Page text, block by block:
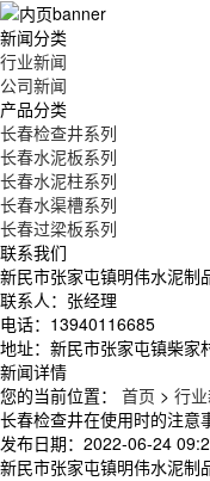
新闻分类
行业新闻
公司新闻
产品分类
长春检查井系列
长春水泥板系列
长春水泥柱系列
长春水渠槽系列
长春过梁板系列
联系我们
新民市张家屯镇明伟水泥制
联系人：张经理
电话：13940116685
地址：新民市张家屯镇柴家
新闻详情
您的当前位置： 首页 > 行
长春检查井在使用时的注意
发布日期： 2022-06-24
新民市张家屯镇明伟水泥制